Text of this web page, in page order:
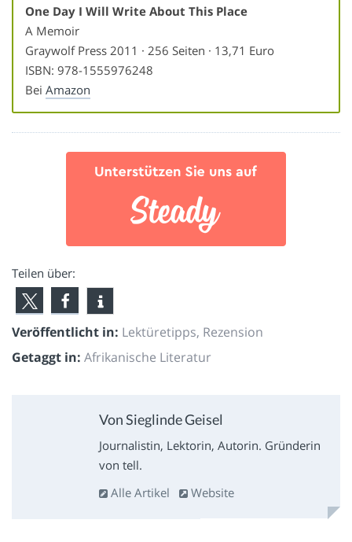
One Day I Will Write About This Place
A Memoir
Graywolf Press 2011 · 256 Seiten · 13,71 Euro
ISBN: 978-1555976248
Bei Amazon
Teilen über:
Veröffentlicht in: Lektüretipps, Rezension
Getaggt in: Afrikanische Literatur
Von Sieglinde Geisel
Journalistin, Lektorin, Autorin. Gründerin
von tell.
Alle Artikel
Website